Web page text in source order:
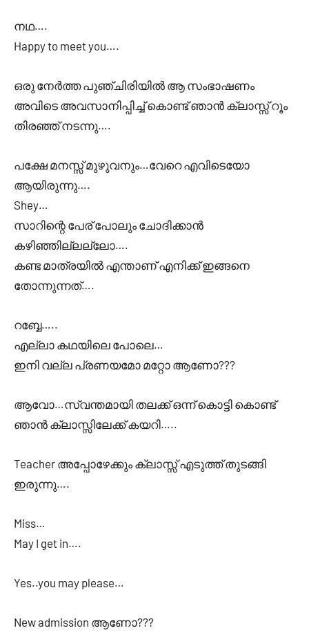
നഥ….
Happy to meet you….
ഒരു നേർത്ത പുഞ്ചിരിയിൽ ആ സംഭാഷണം
അവിടെ അവസാനിപ്പിച്ച് കൊണ്ട് ഞാൻ ക്ലാസ്സ് റൂം
തിരഞ്ഞ് നടന്നു….
പക്ഷേ മനസ്സ് മുഴുവനും…വേറെ എവിടെയോ
ആയിരുന്നു….
Shey…
സാറിന്റെ പേര് പോലും ചോദിക്കാൻ
കഴിഞ്ഞില്ലല്ലോ….
കണ്ട മാത്രയിൽ എന്താണ് എനിക്ക് ഇങ്ങനെ
തോന്നുന്നത്….
റബ്ബേ…..
എല്ലാ കഥയിലെ പോലെ…
ഇനി വല്ല പ്രണയമോ മറ്റോ ആണോ???
ആവോ…സ്വന്തമായി തലക്ക് ഒന്ന് കൊട്ടി കൊണ്ട്
ഞാൻ ക്ലാസ്സിലേക്ക് കയറി…..
Teacher അപ്പോഴേക്കും ക്ലാസ്സ് എടുത്ത് തുടങ്ങി
ഇരുന്നു….
Miss…
May I get in….
Yes..you may please…
New admission ആണോ???